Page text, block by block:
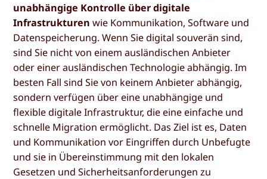
unabhängige Kontrolle über digitale
Infrastrukturen wie Kommunikation, Software und
Datenspeicherung. Wenn Sie digital souverän sind,
sind Sie nicht von einem ausländischen Anbieter
oder einer ausländischen Technologie abhängig. Im
besten Fall sind Sie von keinem Anbieter abhängig,
sondern verfügen über eine unabhängige und
flexible digitale Infrastruktur, die eine einfache und
schnelle Migration ermöglicht. Das Ziel ist es, Daten
und Kommunikation vor Eingriffen durch Unbefugte
und sie in Übereinstimmung mit den lokalen
Gesetzen und Sicherheitsanforderungen zu